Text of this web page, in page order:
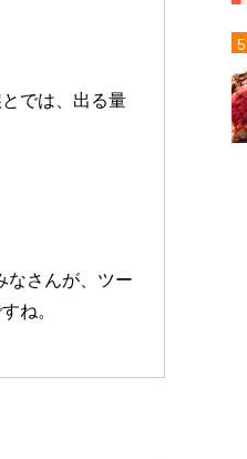
では、出る量
なさんが、ツー
ね。